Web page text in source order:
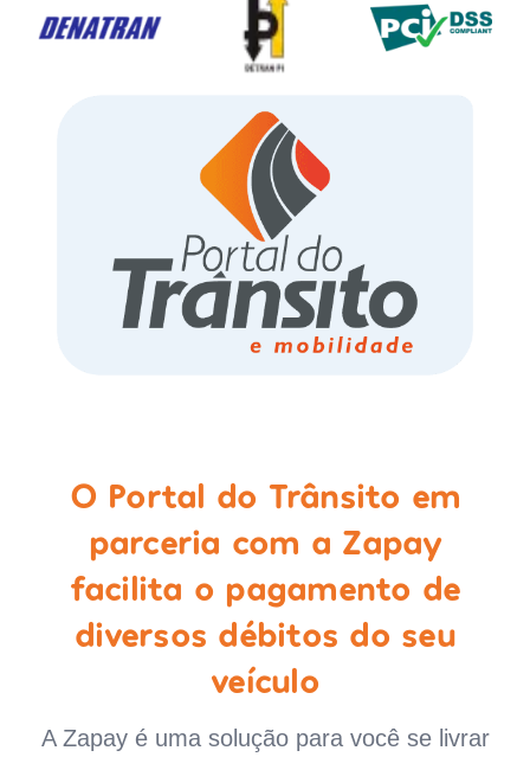
O Portal do Trânsito em
parceria com a Zapay
facilita o pagamento de
diversos débitos do seu
veículo
A Zapay é uma solução para você se livrar